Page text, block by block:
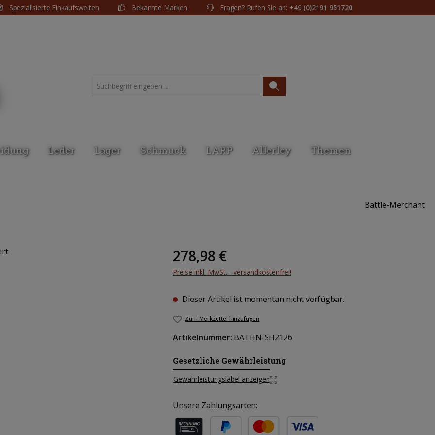
Spezialisierte Einkaufswelten Bekannte Marken Fragen? Rufen Sie an: +49 (0)2191 951720
Leder Lager Schmuck LARP Allerley Themen
Battle-Merchant
Regulärer Preis:
278,98 €
Preise inkl. MwSt. - versandkostenfrei!
Dieser Artikel ist momentan nicht verfügbar.
Zum Merkzettel hinzufügen
Artikelnummer: BATHN-SH2126
Gesetzliche Gewährleistung
Gewährleistungslabel anzeigen
Unsere Zahlungsarten: